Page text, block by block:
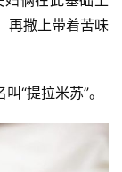
再撒上带着苦味
“提拉米苏”。